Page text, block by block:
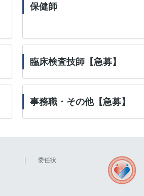
保健師
臨床検査技師【急募】
事務職・その他【急募】
委任状